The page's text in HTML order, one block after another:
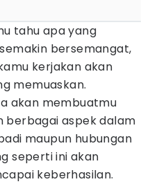
tahu apa yang
bersemangat,
kerjakan akan
memuaskan.
akan membuatmu
berbagai aspek dalam
maupun hubungan
seperti ini akan
keberhasilan.